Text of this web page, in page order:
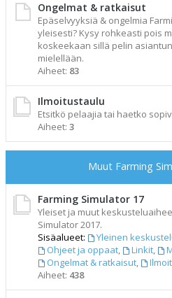
Ongelmat & ratkaisut
Epäselvyyksiä & ongelmia
yleisesti? Kysy rohkeasti pois
koskeekaan sillä pelin
mielellään.
Aiheet: 83
Ilmoitustaulu
Etsitkö pelaajia tai haetko
Aiheet: 3
Muut Farming
Farming Simulator 17
Yleiset ja muut
Simulator 2017.
Sisäalueet:
Yleinen
Ohjeet ja oppaat, Linkit,
Ongelmat & ratkaisut,
Aiheet: 438